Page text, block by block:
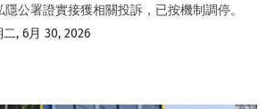
公署證實接獲相關投訴，已按機制調停。
, 6月 30, 2026